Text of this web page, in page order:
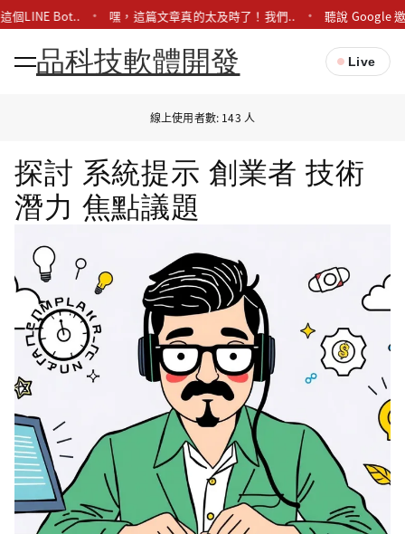
個LINE Bot.. 嘿，這篇文章真的太及時了！我們.. 聽說 Google
品科技軟體開發 Live
線上使用者數: 143 人
探討 系統提示 創業者 技術
潛力 焦點議題